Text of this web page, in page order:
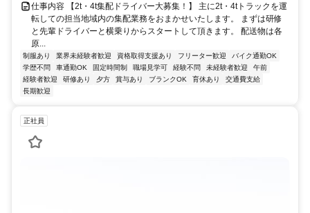
仕事内容 【2t・4t集配ドライバー大募集！】 主に2t・4tトラックを運
転しての担当地域内の集配業務をおまかせいたします。 まずは研修
と先輩ドライバーと横乗りからスタートして頂きます。 配送物は各
原...
制服あり 業界未経験者歓迎 資格取得支援あり フリーター歓迎
バイク通勤OK
学歴不問
車通勤OK 固定時間制 職場見学可 経験不問 未経験者歓迎
午前
経験者歓迎
研修あり 夕方 賞与あり ブランクOK 育休あり
交通費支給
長期歓迎
正社員